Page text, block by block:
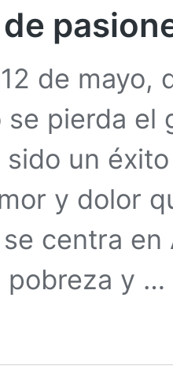
de mayo,
se pierda el
un
y dolor
centra
pobreza y …